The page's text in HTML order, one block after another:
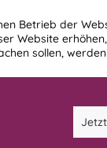
Betrieb der
Website
sollen,